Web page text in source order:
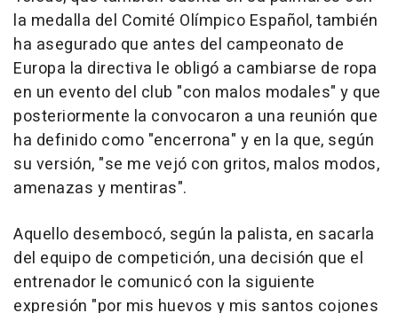
la medalla del Comité Olímpico Español, también
ha asegurado que antes del campeonato de
Europa la directiva le obligó a cambiarse de ropa
en un evento del club "con malos modales" y que
posteriormente la convocaron a una reunión que
ha definido como "encerrona" y en la que, según
su versión, "se me vejó con gritos, malos modos,
amenazas y mentiras".
Aquello desembocó, según la palista, en sacarla
del equipo de competición, una decisión que el
entrenador le comunicó con la siguiente
expresión "por mis huevos y mis santos cojones